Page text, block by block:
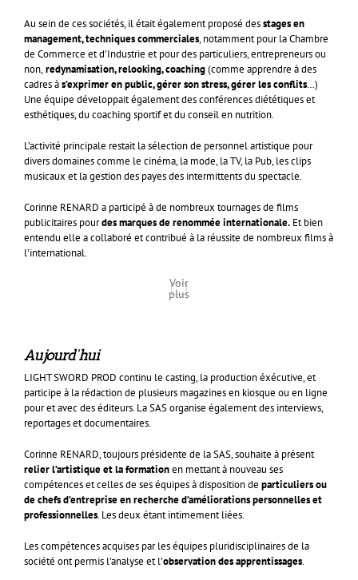
Au sein de ces sociétés, il était également proposé desstages en
management, techniques commerciales, notamment pour la Chambre
de Commerce et d’Industrie et pour des particuliers, entrepreneurs ou
non,redynamisation, relooking, coaching(comme apprendre à des
cadres às’exprimer en public, gérer son stress, gérer les conflits…)
Une équipe développait également des conférences diététiques et
esthétiques, du coaching sportif et du conseil en nutrition.
L’activité principale restait la sélection de personnel artistique pour
divers domaines comme le cinéma, la mode, la TV, la Pub, les clips
musicaux et la gestion des payes des intermittents du spectacle.
Corinne RENARD a participé à de nombreux tournages de films
publicitaires pourdes marques de renommée internationale. Et bien
entendu elle a collaboré et contribué à la réussite de nombreux films à
l’international.
Voir
plus
Aujourd’hui
LIGHT SWORD PROD continu le casting, la production éxécutive, et
participe à la rédaction de plusieurs magazines en kiosque ou en ligne
pour et avec des éditeurs. La SAS organise également des interviews,
reportages et documentaires.
Corinne RENARD, toujours présidente de la SAS, souhaite à présent
relier l’artistique et la formationen mettant à nouveau ses
compétences et celles de ses équipes à disposition de particuliers ou
de chefs d’entreprise en recherche d’améliorations personnelles et
professionnelles. Les deux étant intimement liées.
Les compétences acquises par les équipes pluridisciplinaires de la
société ont permis l’analyse et l’observation des apprentissages.